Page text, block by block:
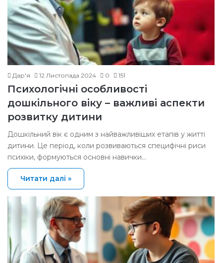
Дар'я 12 Листопада 2024 0 151
Психологічні особливості
дошкільного віку – важливі аспекти
розвитку дитини
Дошкільний вік є одним з найважливіших етапів у житті
дитини. Це період, коли розвиваються специфічні риси
психіки, формуються основні навички…
Читати далі »